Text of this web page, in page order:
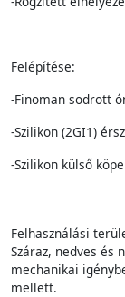
Felépítése:
-Finoman sodrott
-Szilikon (2GI1)
-Szilikon külső
Felhasználási
Száraz, nedves és
mechanikai
mellett.